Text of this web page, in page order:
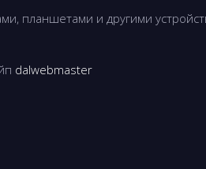
планшетами и другими
dalwebmaster